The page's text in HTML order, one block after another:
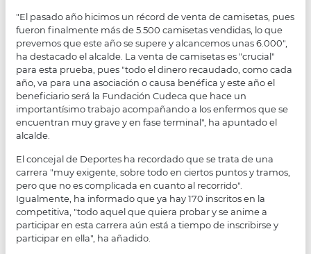
"El pasado año hicimos un récord de venta de camisetas, pues
fueron finalmente más de 5.500 camisetas vendidas, lo que
prevemos que este año se supere y alcancemos unas 6.000",
ha destacado el alcalde. La venta de camisetas es "crucial"
para esta prueba, pues "todo el dinero recaudado, como cada
año, va para una asociación o causa benéfica y este año el
beneficiario será la Fundación Cudeca que hace un
importantísimo trabajo acompañando a los enfermos que se
encuentran muy grave y en fase terminal", ha apuntado el
alcalde.
El concejal de Deportes ha recordado que se trata de una
carrera "muy exigente, sobre todo en ciertos puntos y tramos,
pero que no es complicada en cuanto al recorrido".
Igualmente, ha informado que ya hay 170 inscritos en la
competitiva, "todo aquel que quiera probar y se anime a
participar en esta carrera aún está a tiempo de inscribirse y
participar en ella", ha añadido.